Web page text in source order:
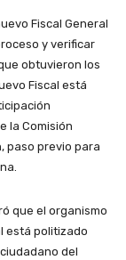
Fiscal General
y verificar
obtuvieron los
Fiscal está
la Comisión
paso previo para
que el organismo
está politizado
del